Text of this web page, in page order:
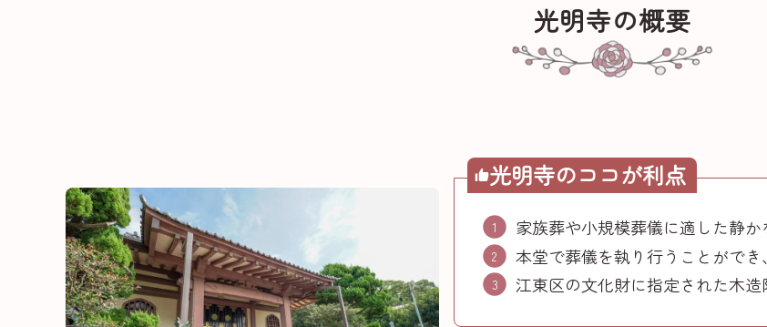
光明寺の概要
光明寺のココが利点
家族葬や小規模葬儀に適した静か
本堂で葬儀を執り行うことができ
江東区の文化財に指定された木造